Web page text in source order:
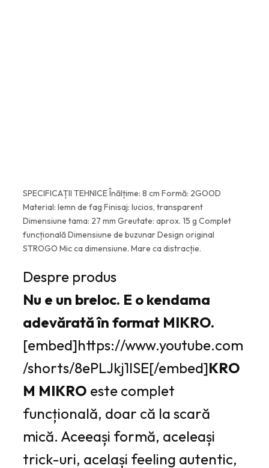
SPECIFICAȚII TEHNICE Înălțime: 8 cm Formă: 2GOOD
Material: lemn de fag Finisaj: lucios, transparent
Dimensiune tama: 27 mm Greutate: aprox. 15 g Complet
funcțională Dimensiune de buzunar Design original
STROGO Mic ca dimensiune. Mare ca distracție.
Despre produs
Nu e un breloc. E o kendama
adevărată în format MIKRO.
[embed]https://www.youtube.com
/shorts/8ePLJkj1lSE[/embed]KRO
M MIKRO este complet
funcțională, doar că la scară
mică. Aceeași formă, aceleași
trick-uri, același feeling autentic,